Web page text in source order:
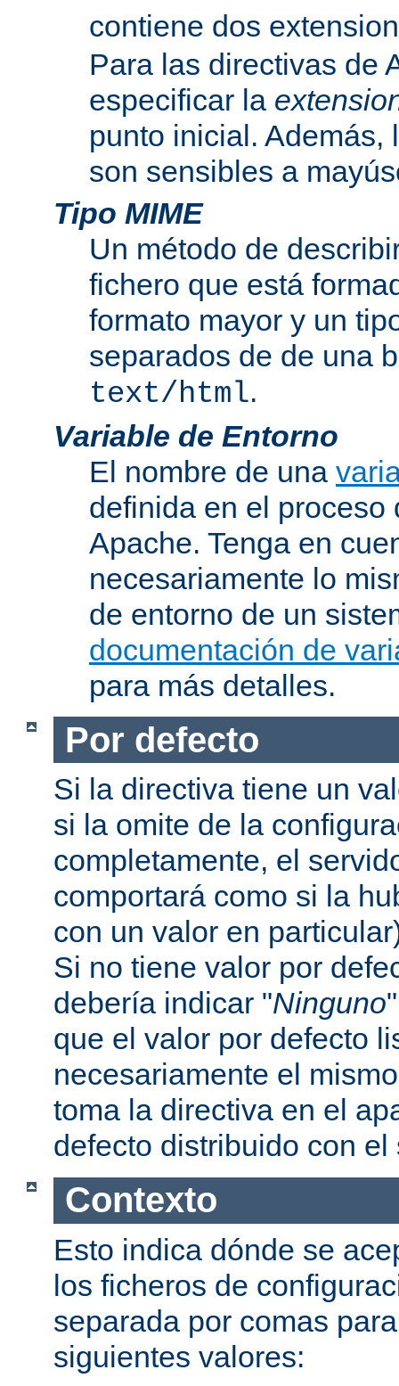
contiene dos
Para las directivas de
especificar la
punto inicial. Además,
son sensibles a
Tipo MIME
Un método de
fichero que está
formato mayor y un
separados de de una
text/html.
Variable de Entorno
El nombre de una
definida en el proceso
Apache. Tenga en
necesariamente lo
de entorno de un
documentación de
para más detalles.
Por defecto
Si la directiva tiene un
si la omite de la
completamente, el
comportará como si la
con un valor en
Si no tiene valor por
debería indicar "Ninguno
que el valor por defecto
necesariamente el
toma la directiva en el
defecto distribuido con el
Contexto
Esto indica dónde se
los ficheros de
separada por comas
siguientes valores: